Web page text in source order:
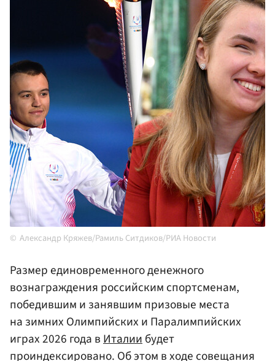
Александр Кряжев/Рамиль Ситдиков/РИА Новости
Размер единовременного денежного
вознаграждения российским спортсменам,
победившим и занявшим призовые места
на зимних Олимпийских и Паралимпийских
играх 2026 года вИталиибудет
проиндексировано. Об этом в ходе совещания